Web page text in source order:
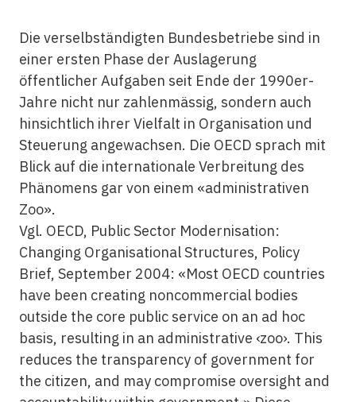
Die verselbständigten Bundesbetriebe sind in
einer ersten Phase der Auslagerung
öffentlicher Aufgaben seit Ende der 1990er-
Jahre nicht nur zahlenmässig, sondern auch
hinsichtlich ihrer Vielfalt in Organisation und
Steuerung angewachsen. Die OECD sprach mit
Blick auf die internationale Verbreitung des
Phänomens gar von einem «administrativen
Zoo».
Vgl. OECD, Public Sector Modernisation:
Changing Organisational Structures, Policy
Brief, September 2004: «Most OECD countries
have been creating noncommercial bodies
outside the core public service on an ad hoc
basis, resulting in an administrative ‹zoo›. This
reduces the transparency of government for
the citizen, and may compromise oversight and